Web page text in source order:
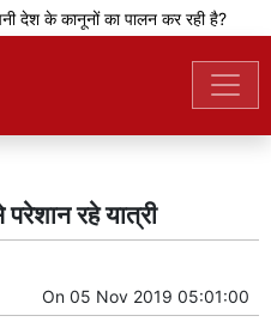
देश के कानूनों का पालन कर रही है?
परेशान रहे यात्री
On 05 Nov 2019 05:01:00